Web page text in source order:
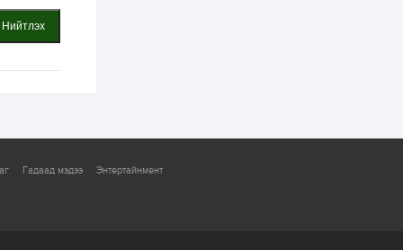
Нийтлэх
Гадаад мэдээ Энтертайнмент